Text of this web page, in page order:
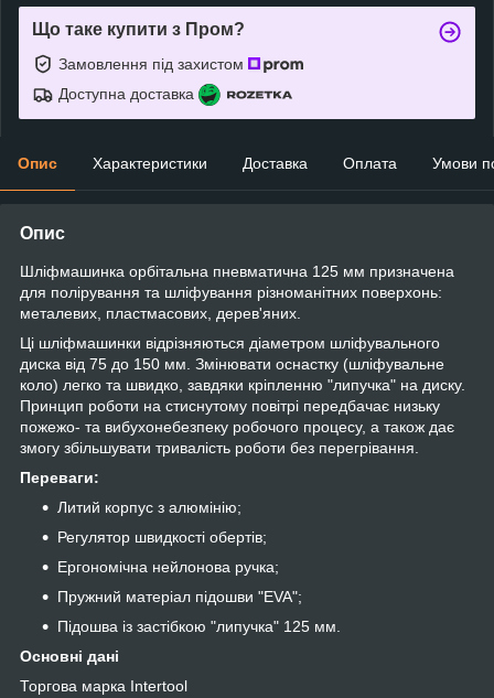
Що таке купити з Пром?
Замовлення під захистом
Доступна доставка
Опис Характеристики Доставка Оплата Умови
Опис
Шліфмашинка орбітальна пневматична 125 мм призначена
для полірування та шліфування різноманітних поверхонь:
металевих, пластмасових, дерев'яних.
Ці шліфмашинки відрізняються діаметром шліфувального
диска від 75 до 150 мм. Змінювати оснастку (шліфувальне
коло) легко та швидко, завдяки кріпленню "липучка" на диску.
Принцип роботи на стиснутому повітрі передбачає низьку
пожежо- та вибухонебезпеку робочого процесу, а також дає
змогу збільшувати тривалість роботи без перегрівання.
Переваги:
Литий корпус з алюмінію;
Регулятор швидкості обертів;
Ергономічна нейлонова ручка;
Пружний матеріал підошви "EVA";
Підошва із застібкою "липучка" 125 мм.
Основні дані
Торгова марка Intertool